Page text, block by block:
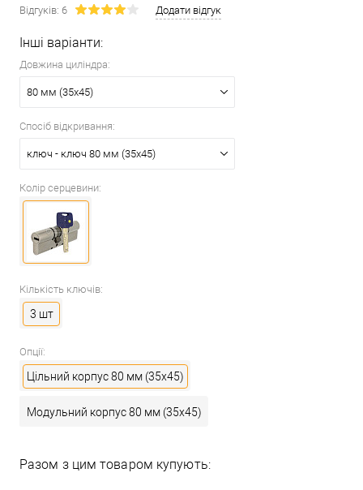
Відгуків: 6 Додати відгук
Інші варіанти:
Довжина циліндра:
80 мм (35x45)
Спосіб відкривання:
ключ - ключ 80 мм (35x45)
Колір серцевини:
Кількість ключів:
3 шт
Опції:
Цільний корпус 80 мм (35x45)
Модульний корпус 80 мм (35x45)
Разом з цим товаром купують: